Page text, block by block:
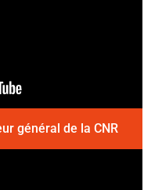
général de la CNR